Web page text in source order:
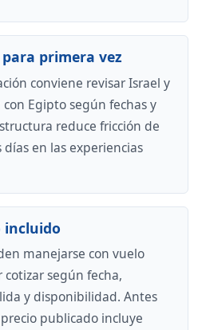
primera vez
conviene revisar Israel y
Egipto según fechas y
reduce fricción de
en las experiencias
incluido
manejarse con vuelo
según fecha,
y disponibilidad. Antes
publicado incluye